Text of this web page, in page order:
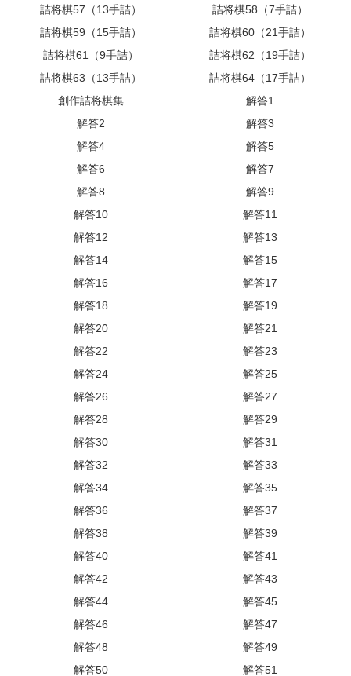
詰将棋57（13手詰）
詰将棋58（7手詰）
詰将棋59（15手詰）
詰将棋60（21手詰）
詰将棋61（9手詰）
詰将棋62（19手詰）
詰将棋63（13手詰）
詰将棋64（17手詰）
創作詰将棋集
解答1
解答2
解答3
解答4
解答5
解答6
解答7
解答8
解答9
解答10
解答11
解答12
解答13
解答14
解答15
解答16
解答17
解答18
解答19
解答20
解答21
解答22
解答23
解答24
解答25
解答26
解答27
解答28
解答29
解答30
解答31
解答32
解答33
解答34
解答35
解答36
解答37
解答38
解答39
解答40
解答41
解答42
解答43
解答44
解答45
解答46
解答47
解答48
解答49
解答50
解答51